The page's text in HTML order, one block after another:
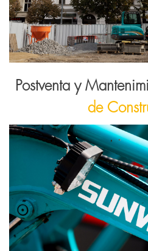
Postventa y
de